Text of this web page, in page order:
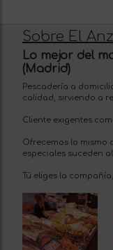
Sobre El
Lo mejor del
(Madrid)
Pescadería a
calidad, sirviendo a
Cliente exigentes
Ofrecemos lo mismo
especiales suceden
Tú eliges la